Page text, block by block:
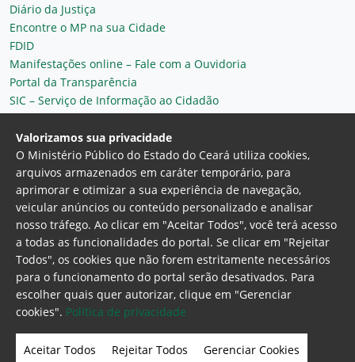
Diário da Justiça
Encontre o MP na sua Cidade
FDID
Manifestações online – Fale com a Ouvidoria
Portal da Transparência
SIC – Serviço de Informação ao Cidadão
Secretaria Geral
Ministério Público do Estado do Ceará
Procuradoria Geral de Justiça Av. Gen. Afonso
Albuquerque Lima, 130 - Cambeba - CEP:
60.822-325 - Fortaleza, Ceará. Brasil
Home Page Intranet Webmail Office 365
Valorizamos sua privacidade
O Ministério Público do Estado do Ceará utiliza cookies,
arquivos armazenados em caráter temporário, para
aprimorar e otimizar a sua experiência de navegação,
veicular anúncios ou conteúdo personalizado e analisar
nosso tráfego. Ao clicar em "Aceitar Todos", você terá acesso
a todas as funcionalidades do portal. Se clicar em "Rejeitar
Todos", os cookies que não forem estritamente necessários
para o funcionamento do portal serão desativados. Para
escolher quais quer autorizar, clique em "Gerenciar
cookies". Politica de privacidade
Aceitar Todos Rejeitar Todos Gerenciar Cookies